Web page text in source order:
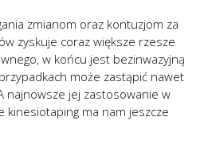
zmianom oraz kontuzjom za
zyskuje coraz większe rzesze
w końcu jest bezinwazyjną
może zastąpić nawet
najnowsze jej zastosowanie w
kinesiotaping ma nam jeszcze